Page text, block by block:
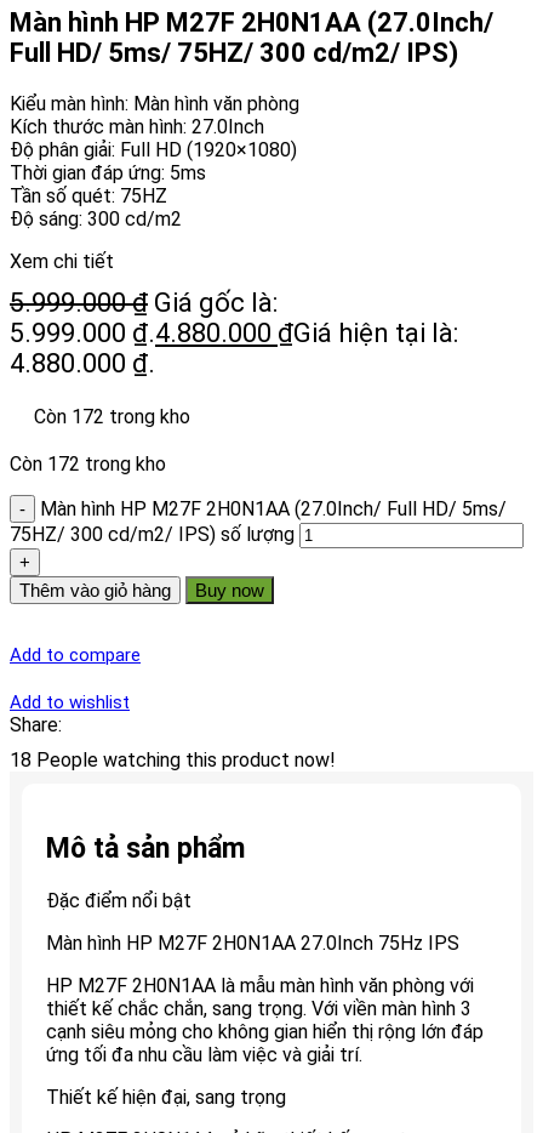
Màn hình HP M27F 2H0N1AA (27.0Inch/
Full HD/ 5ms/ 75HZ/ 300 cd/m2/ IPS)
Kiểu màn hình: Màn hình văn phòng
Kích thước màn hình: 27.0Inch
Độ phân giải: Full HD (1920×1080)
Thời gian đáp ứng: 5ms
Tần số quét: 75HZ
Độ sáng: 300 cd/m2
Xem chi tiết
5.999.000₫ Giá gốc là:
5.999.000 ₫.4.880.000 ₫Giá hiện tại là:
4.880.000 ₫.
Còn 172 trong kho
Còn 172 trong kho
Màn hình HP M27F 2H0N1AA (27.0Inch/ Full HD/ 5ms/
75HZ/ 300 cd/m2/ IPS) số lượng
Thêm vào giỏ hàng Buy now
Add to compare
Add to wishlist
Share:
18 People watching this product now!
Mô tả sản phẩm
Đặc điểm nổi bật
Màn hình HP M27F 2H0N1AA 27.0Inch 75Hz IPS
HP M27F 2H0N1AA là mẫu màn hình văn phòng với
thiết kế chắc chắn, sang trọng. Với viền màn hình 3
cạnh siêu mỏng cho không gian hiển thị rộng lớn đáp
ứng tối đa nhu cầu làm việc và giải trí.
Thiết kế hiện đại, sang trọng